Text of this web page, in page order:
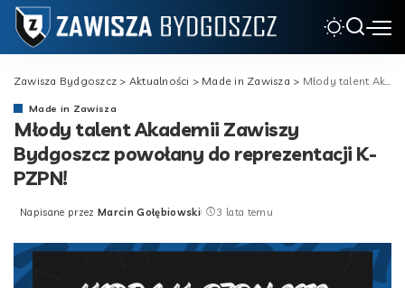
Zawisza Bydgoszcz > Aktualności > Made in Zawisza > Młody talent Akademii Zawiszy Bydgoszcz powołany do reprezentacji K-PZPN!
Made in Zawisza
Młody talent Akademii Zawiszy
Bydgoszcz powołany do reprezentacji K-
PZPN!
Posted
Napisane przez Marcin Gołębiowski 3 lata temu